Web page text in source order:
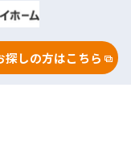
探しの方はこちら
ALL RIGHTS RESERVED.